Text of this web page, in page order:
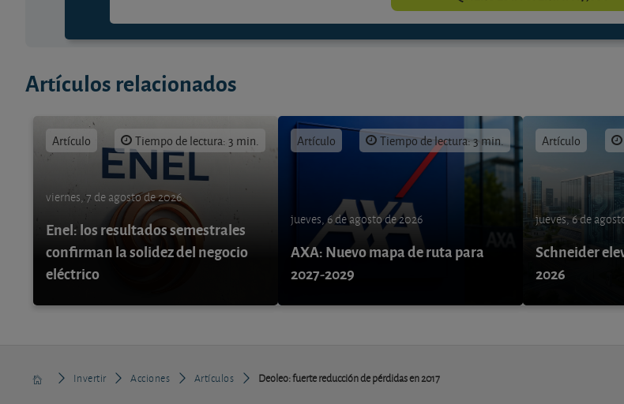
Artículos relacionados
Artículo Tiempo de lectura: 3 min.
viernes, 7 de agosto de 2026
Enel: los resultados semestrales
confirman la solidez del negocio
eléctrico
Artículo Tiempo de lectura: 3 min.
jueves, 6 de agosto de 2026
AXA: Nuevo mapa de ruta para
2027-2029
Artículo
jueves, 6 de
Schneider
2026
Invertir Acciones Artículos Deoleo: fuerte reducción de pérdidas en 2017